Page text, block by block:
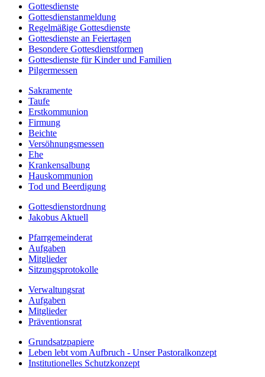
Gottesdienste
Gottesdienstanmeldung
Regelmäßige Gottesdienste
Gottesdienste an Feiertagen
Besondere Gottesdienstformen
Gottesdienste für Kinder und Familien
Pilgermessen
Sakramente
Taufe
Erstkommunion
Firmung
Beichte
Versöhnungsmessen
Ehe
Krankensalbung
Hauskommunion
Tod und Beerdigung
Gottesdienstordnung
Jakobus Aktuell
Pfarrgemeinderat
Aufgaben
Mitglieder
Sitzungsprotokolle
Verwaltungsrat
Aufgaben
Mitglieder
Präventionsrat
Grundsatzpapiere
Leben lebt vom Aufbruch - Unser Pastoralkonzept
Institutionelles Schutzkonzept